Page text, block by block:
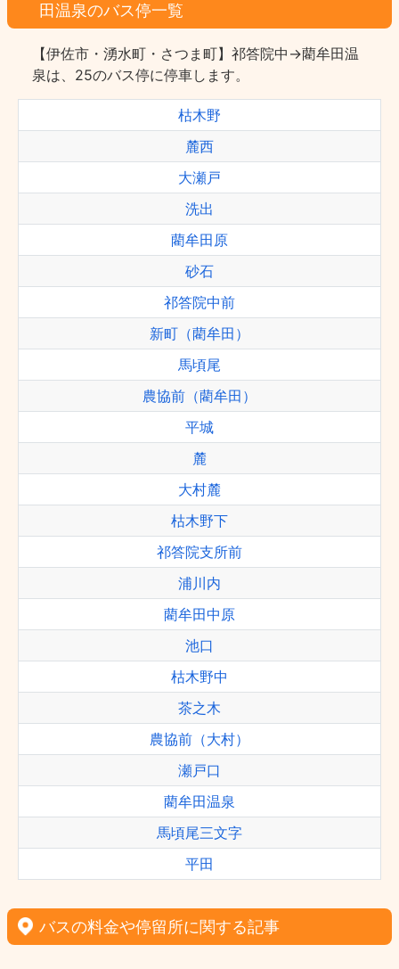
田温泉のバス停一覧
【伊佐市・湧水町・さつま町】祁答院中→藺牟田温
泉は、25のバス停に停車します。
枯木野
麓西
大瀬戸
洗出
藺牟田原
砂石
祁答院中前
新町（藺牟田）
馬頃尾
農協前（藺牟田）
平城
麓
大村麓
枯木野下
祁答院支所前
浦川内
藺牟田中原
池口
枯木野中
茶之木
農協前（大村）
瀬戸口
藺牟田温泉
馬頃尾三文字
平田
バスの料金や停留所に関する記事